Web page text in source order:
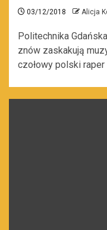
03/12/2018 Alicja
Politechnika
znów zaskakują
czołowy polski raper